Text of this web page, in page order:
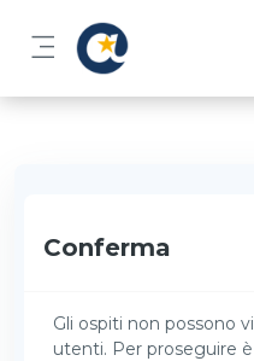
Pannello laterale
Conferma
Gli ospiti non possono
utenti. Per proseguire